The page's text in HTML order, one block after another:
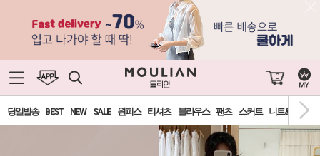
0
당일발송 BEST NEW SALE 원피스 티셔츠 블라우스 팬츠 스커트 니트&가디건